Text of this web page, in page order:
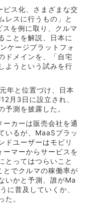
ス化、さまざまな交
レスに行うもの」と
を例に取り、クルマ
ことを解説、日本に
ケージプラットフォ
ドメインを、「自宅
ようという試みを行
年と位置づけ、日本
月3日に設立され、
測を披露した。
カーは販売会社を通
いるが、MaaSプラッ
ドユーザーはモビリ
マーからサービスを
とってはつらいこと
でクルマの稼働率が
いかと予測、誰がMa
に普及していくか、
た。